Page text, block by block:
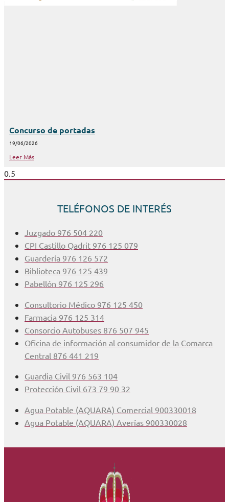
Concurso de portadas
19/06/2026
Leer Más
TELÉFONOS DE INTERÉS
Juzgado 976 504 220
CPI Castillo Qadrit 976 125 079
Guardería 976 126 572
Biblioteca 976 125 439
Pabellón 976 125 296
Consultorio Médico 976 125 450
Farmacia 976 125 314
Consorcio Autobuses 876 507 945
Oficina de información al consumidor de la Comarca
Central 876 441 219
Guardia Civil 976 563 104
Protección Civil 673 79 90 32
Agua Potable (AQUARA) Comercial 900330018
Agua Potable (AQUARA) Averías 900330028